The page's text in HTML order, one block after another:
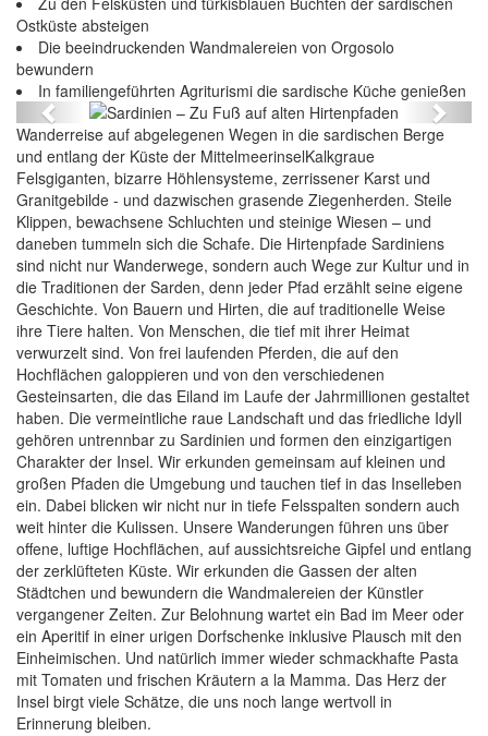
Ostküste absteigen
Die beeindruckenden Wandmalereien von Orgosolo
bewundern
In familiengeführten Agriturismi die sardische Küche genießen
Previous Next
Wanderreise auf abgelegenen Wegen in die sardischen Berge
und entlang der Küste der MittelmeerinselKalkgraue
Felsgiganten, bizarre Höhlensysteme, zerrissener Karst und
Granitgebilde - und dazwischen grasende Ziegenherden. Steile
Klippen, bewachsene Schluchten und steinige Wiesen – und
daneben tummeln sich die Schafe. Die Hirtenpfade Sardiniens
sind nicht nur Wanderwege, sondern auch Wege zur Kultur und in
die Traditionen der Sarden, denn jeder Pfad erzählt seine eigene
Geschichte. Von Bauern und Hirten, die auf traditionelle Weise
ihre Tiere halten. Von Menschen, die tief mit ihrer Heimat
verwurzelt sind. Von frei laufenden Pferden, die auf den
Hochflächen galoppieren und von den verschiedenen
Gesteinsarten, die das Eiland im Laufe der Jahrmillionen gestaltet
haben. Die vermeintliche raue Landschaft und das friedliche Idyll
gehören untrennbar zu Sardinien und formen den einzigartigen
Charakter der Insel. Wir erkunden gemeinsam auf kleinen und
großen Pfaden die Umgebung und tauchen tief in das Inselleben
ein. Dabei blicken wir nicht nur in tiefe Felsspalten sondern auch
weit hinter die Kulissen. Unsere Wanderungen führen uns über
offene, luftige Hochflächen, auf aussichtsreiche Gipfel und entlang
der zerklüfteten Küste. Wir erkunden die Gassen der alten
Städtchen und bewundern die Wandmalereien der Künstler
vergangener Zeiten. Zur Belohnung wartet ein Bad im Meer oder
ein Aperitif in einer urigen Dorfschenke inklusive Plausch mit den
Einheimischen. Und natürlich immer wieder schmackhafte Pasta
mit Tomaten und frischen Kräutern a la Mamma. Das Herz der
Insel birgt viele Schätze, die uns noch lange wertvoll in
Erinnerung bleiben.